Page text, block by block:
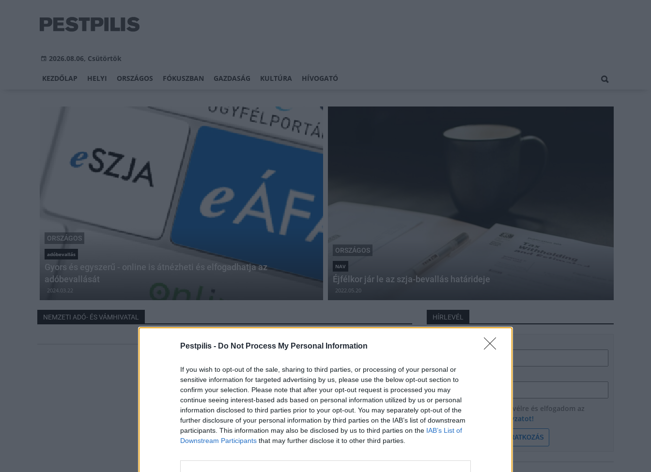
Pestpilis - Do Not Process My Personal Information
If you wish to opt-out of the sale, sharing to third parties, or processing of your personal or
sensitive information for targeted advertising by us, please use the below opt-out section to
confirm your selection. Please note that after your opt-out request is processed you may
continue seeing interest-based ads based on personal information utilized by us or personal
information disclosed to third parties prior to your opt-out. You may separately opt-out of the
further disclosure of your personal information by third parties on the IAB’s list of downstream
participants. This information may also be disclosed by us to third parties on the IAB’s List of
Downstream Participants that may further disclose it to other third parties.
2026.08.06, Csütörtök
KEZDŐLAP HELYI ORSZÁGOS FÓKUSZBAN GAZDASÁG KULTÚRA HÍVOGATÓ
ORSZÁGOS
adóbevallás
Gyors és egyszerű - online is átnézheti és elfogadhatja az
adóbevallását
2024.03.22
ORSZÁGOS
NAV
Éjfélkor jár le az szja-bevallás határideje
2022.05.20
NEMZETI ADÓ- ÉS VÁMHIVATAL HÍRLEVÉL
E-mail cím
Feliratkozom a hírlevélre és elfogadom az
adatvédelmi szabályzatot!
FELIRATKOZÁS